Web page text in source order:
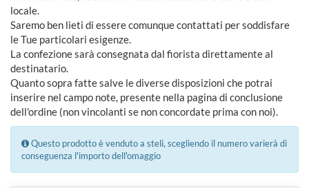
locale.
Saremo ben lieti di essere comunque contattati per soddisfare
le Tue particolari esigenze.
La confezione sarà consegnata dal fiorista direttamente al
destinatario.
Quanto sopra fatte salve le diverse disposizioni che potrai
inserire nel campo note, presente nella pagina di conclusione
dell'ordine (non vincolanti se non concordate prima con noi).
Questo prodotto è venduto a steli, scegliendo il numero varierà di
conseguenza l'importo dell'omaggio